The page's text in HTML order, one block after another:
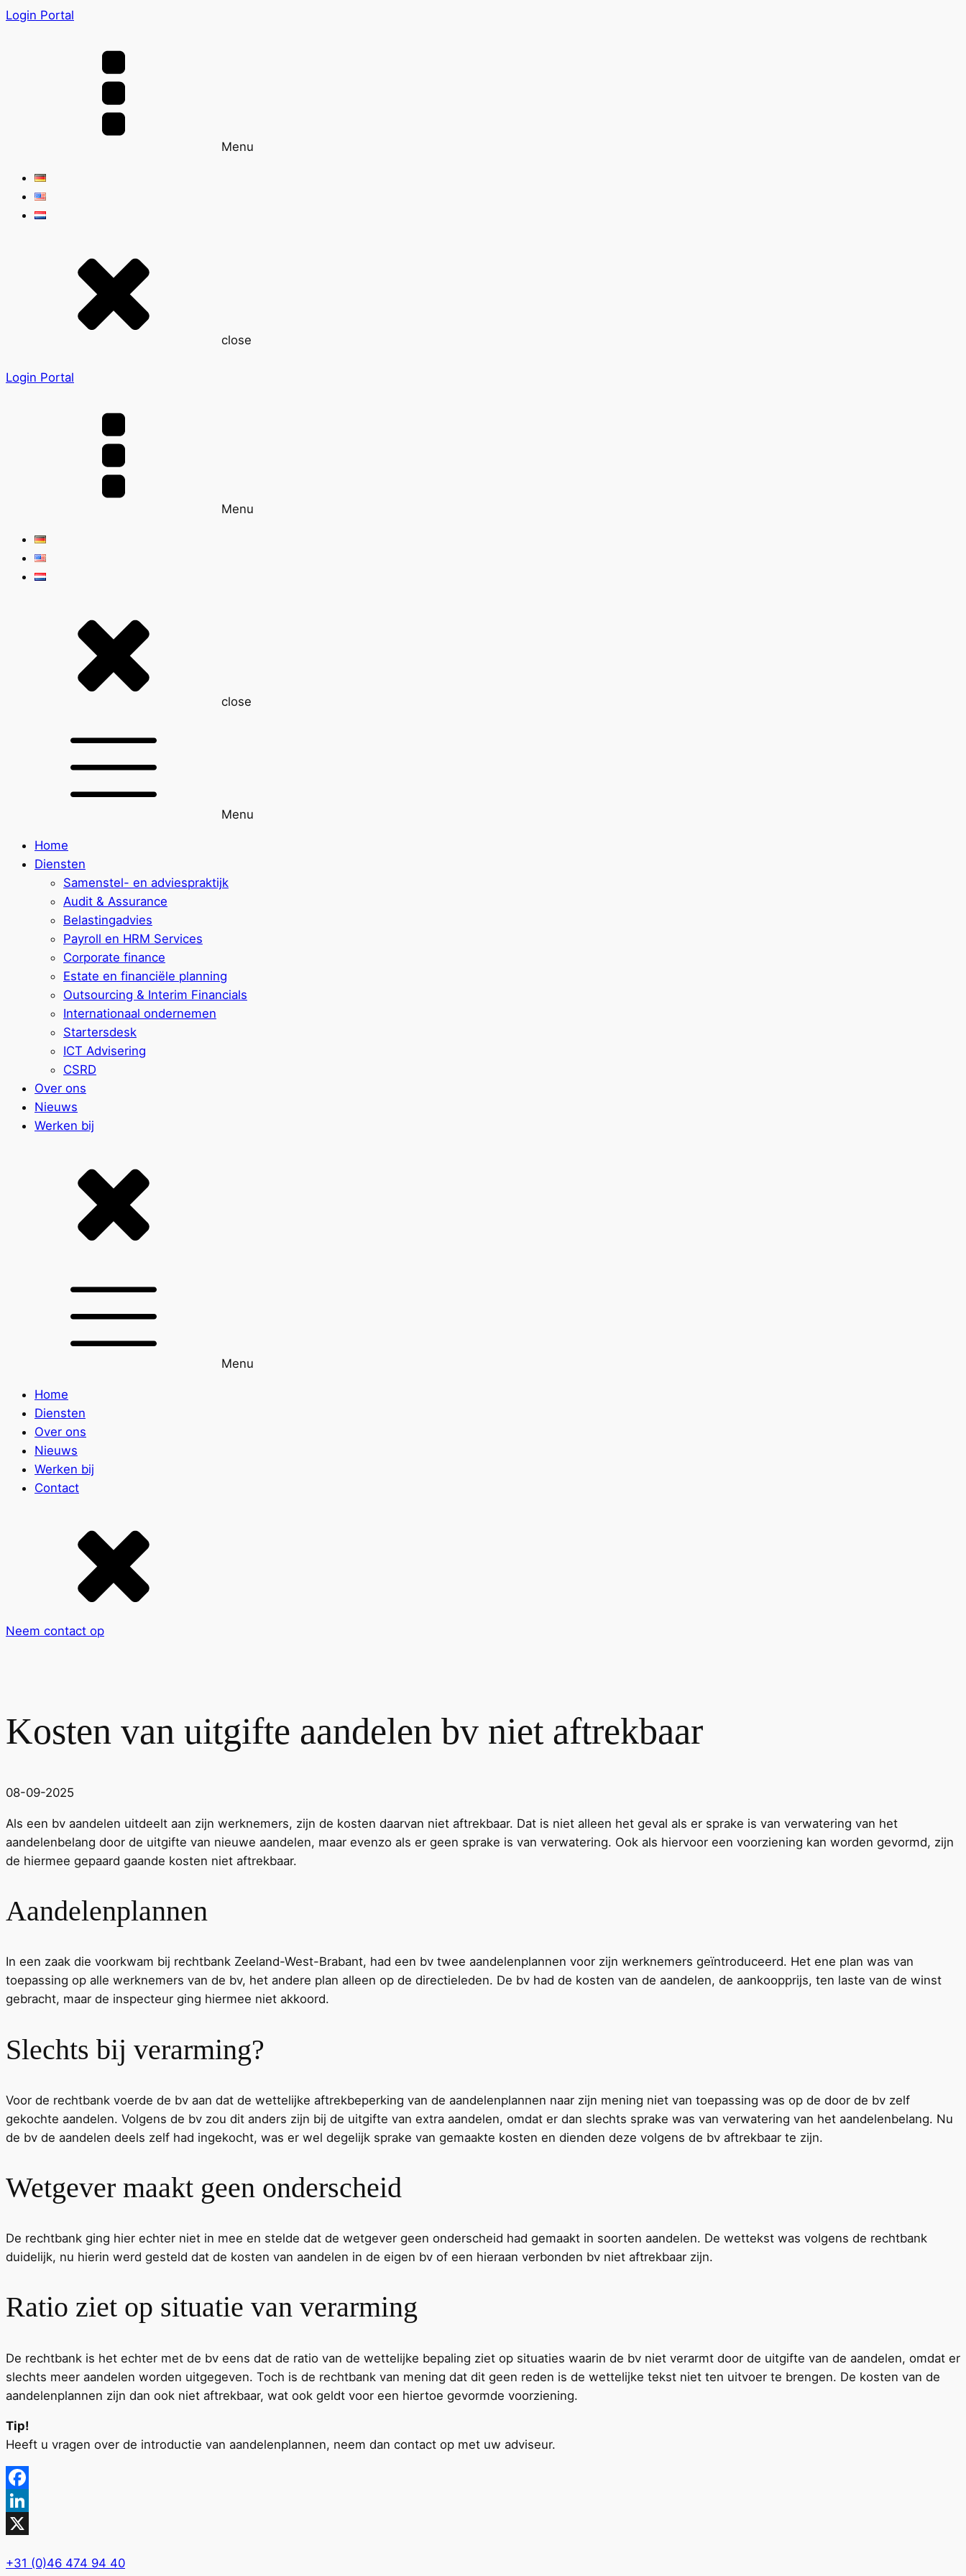
Login Portal
Menu
close
Login Portal
Menu
close
Menu
Home
Diensten
Samenstel- en adviespraktijk
Audit & Assurance
Belastingadvies
Payroll en HRM Services
Corporate finance
Estate en financiële planning
Outsourcing & Interim Financials
Internationaal ondernemen
Startersdesk
ICT Advisering
CSRD
Over ons
Nieuws
Werken bij
Menu
Home
Diensten
Over ons
Nieuws
Werken bij
Contact
Neem contact op
Kosten van uitgifte aandelen bv niet aftrekbaar
08-09-2025
Als een bv aandelen uitdeelt aan zijn werknemers, zijn de kosten daarvan niet aftrekbaar. Dat is niet alleen het geval als er sprake is van verwatering van het
aandelenbelang door de uitgifte van nieuwe aandelen, maar evenzo als er geen sprake is van verwatering. Ook als hiervoor een voorziening kan worden gevormd, zijn
de hiermee gepaard gaande kosten niet aftrekbaar.
Aandelenplannen
In een zaak die voorkwam bij rechtbank Zeeland-West-Brabant, had een bv twee aandelenplannen voor zijn werknemers geïntroduceerd. Het ene plan was van
toepassing op alle werknemers van de bv, het andere plan alleen op de directieleden. De bv had de kosten van de aandelen, de aankoopprijs, ten laste van de winst
gebracht, maar de inspecteur ging hiermee niet akkoord.
Slechts bij verarming?
Voor de rechtbank voerde de bv aan dat de wettelijke aftrekbeperking van de aandelenplannen naar zijn mening niet van toepassing was op de door de bv zelf
gekochte aandelen. Volgens de bv zou dit anders zijn bij de uitgifte van extra aandelen, omdat er dan slechts sprake was van verwatering van het aandelenbelang. Nu
de bv de aandelen deels zelf had ingekocht, was er wel degelijk sprake van gemaakte kosten en dienden deze volgens de bv aftrekbaar te zijn.
Wetgever maakt geen onderscheid
De rechtbank ging hier echter niet in mee en stelde dat de wetgever geen onderscheid had gemaakt in soorten aandelen. De wettekst was volgens de rechtbank
duidelijk, nu hierin werd gesteld dat de kosten van aandelen in de eigen bv of een hieraan verbonden bv niet aftrekbaar zijn.
Ratio ziet op situatie van verarming
De rechtbank is het echter met de bv eens dat de ratio van de wettelijke bepaling ziet op situaties waarin de bv niet verarmt door de uitgifte van de aandelen, omdat er
slechts meer aandelen worden uitgegeven. Toch is de rechtbank van mening dat dit geen reden is de wettelijke tekst niet ten uitvoer te brengen. De kosten van de
aandelenplannen zijn dan ook niet aftrekbaar, wat ook geldt voor een hiertoe gevormde voorziening.
Tip!
Heeft u vragen over de introductie van aandelenplannen, neem dan contact op met uw adviseur.
Facebook
LinkedIn
+31 (0)46 474 94 40